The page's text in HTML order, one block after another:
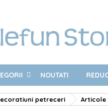
NOUTATI
petreceri Articole